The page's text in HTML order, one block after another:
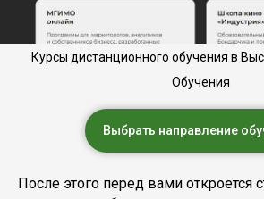
Курсы дистанционного обучения в
Обучения
Выбрать направление
После этого перед вами откроется